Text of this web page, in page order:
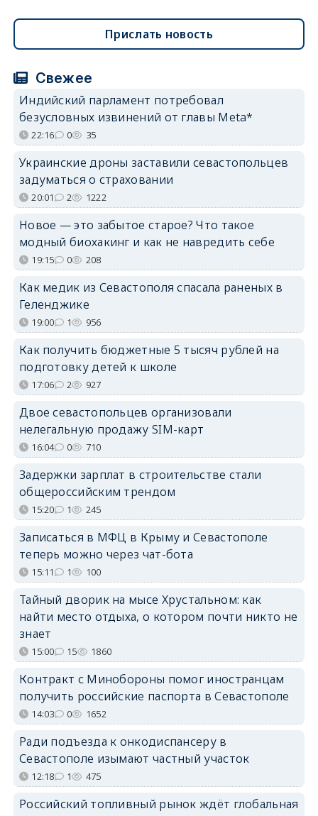
Прислать новость
Свежее
Индийский парламент потребовал
безусловных извинений от главы Meta*
22:16 0 35
Украинские дроны заставили севастопольцев
задуматься о страховании
20:01 2 1222
Новое — это забытое старое? Что такое
модный биохакинг и как не навредить себе
19:15 0 208
Как медик из Севастополя спасала раненых в
Геленджике
19:00 1 956
Как получить бюджетные 5 тысяч рублей на
подготовку детей к школе
17:06 2 927
Двое севастопольцев организовали
нелегальную продажу SIM-карт
16:04 0 710
Задержки зарплат в строительстве стали
общероссийским трендом
15:20 1 245
Записаться в МФЦ в Крыму и Севастополе
теперь можно через чат-бота
15:11 1 100
Тайный дворик на мысе Хрустальном: как
найти место отдыха, о котором почти никто не
знает
15:00 15 1860
Контракт с Минобороны помог иностранцам
получить российские паспорта в Севастополе
14:03 0 1652
Ради подъезда к онкодиспансеру в
Севастополе изымают частный участок
12:18 1 475
Российский топливный рынок ждёт глобальная